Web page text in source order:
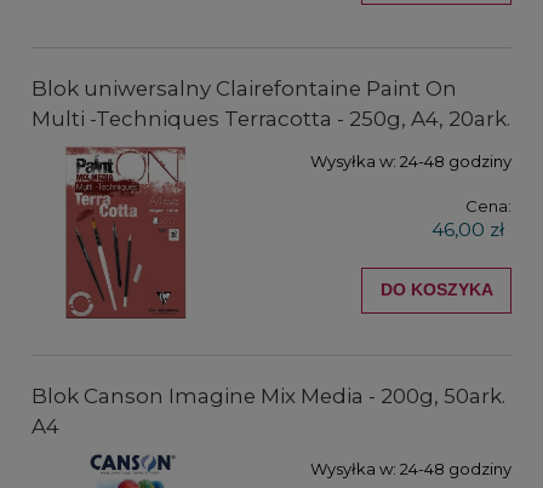
Blok uniwersalny Clairefontaine Paint On
Multi -Techniques Terracotta - 250g, A4, 20ark.
Wysyłka w: 24-48 godziny
Cena:
46,00 zł
DO KOSZYKA
Blok Canson Imagine Mix Media - 200g, 50ark.
A4
Wysyłka w: 24-48 godziny